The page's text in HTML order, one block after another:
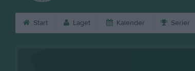
Start Laget Kalender Serier